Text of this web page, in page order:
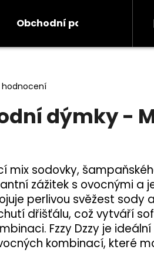
Obchodní podmínky
hodnocení
dýmky -
mix sodovky,
zážitek s ovocnými a
perlivou svěžest sody
dřišťálu, což vytváří
Fzzy Dzzy je
kombinací, které